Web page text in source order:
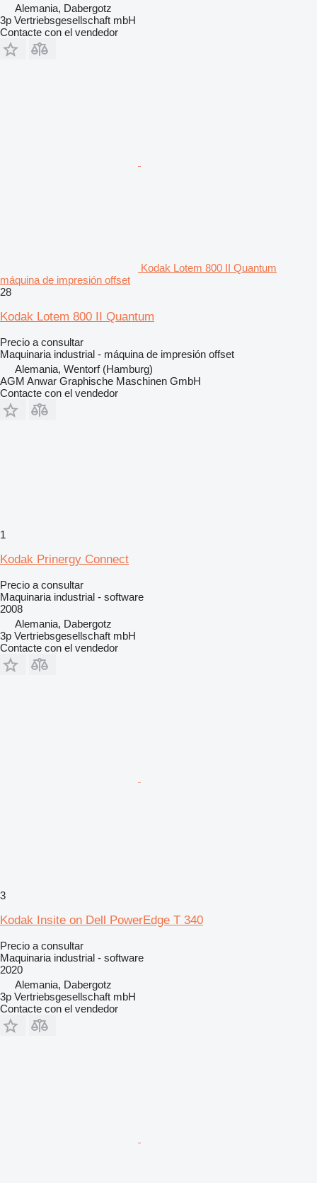
Alemania, Dabergotz
3p Vertriebsgesellschaft mbH
Contacte con el vendedor
Kodak Lotem 800 II Quantum
máquina de impresión offset
28
Kodak Lotem 800 II Quantum
Precio a consultar
Maquinaria industrial - máquina de impresión offset
Alemania, Wentorf (Hamburg)
AGM Anwar Graphische Maschinen GmbH
Contacte con el vendedor
1
Kodak Prinergy Connect
Precio a consultar
Maquinaria industrial - software
2008
Alemania, Dabergotz
3p Vertriebsgesellschaft mbH
Contacte con el vendedor
3
Kodak Insite on Dell PowerEdge T 340
Precio a consultar
Maquinaria industrial - software
2020
Alemania, Dabergotz
3p Vertriebsgesellschaft mbH
Contacte con el vendedor